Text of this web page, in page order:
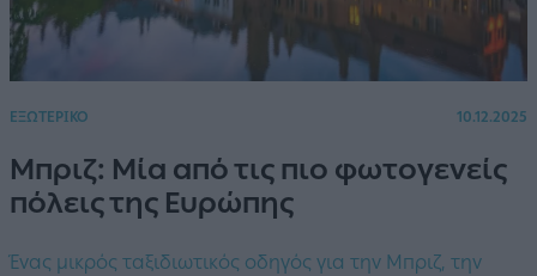
ΕΞΩΤΕΡΙΚΟ 10.12.2025
Μπριζ: Μία από τις πιο φωτογενείς
πόλεις της Ευρώπης
Ένας μικρός ταξιδιωτικός οδηγός για την Μπριζ, την